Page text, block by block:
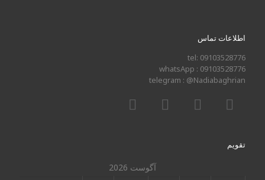
اطلاعات تماس
tel: 09103528776
whatsApp : 09103528776
telegram : @Nadiabaghrian
تقویم
آگوست 2026